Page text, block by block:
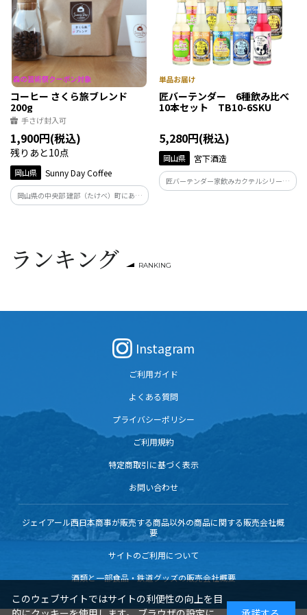
ドです。
コーヒー さくら旅ブレンド
200g
手さげ封入可
1,900円(税込)
残りあと10点
岡山県 Sunny Day Coffee
岡山県の中央部 建部（たけべ）町にある
自家焙煎珈琲店Sunny Day Coffeeが観光列
匠バーテンダー 6種飲み比べ
10本セット TB10-6SKU
5,280円(税込)
岡山県 宮下酒造
匠バーテンダー家飲みカクテルシリーズ
の赤しそマリアージュ・梅ジントニック
ランキング RANKING
Instagram
ご利用ガイド
よくある質問
プライバシーポリシー
ご利用規約
特定商取引に基づく表示
お問い合わせ
ジェイアール西日本商事が販売する商品以外の商品に関する販売会社概
要
サイトのご利用について
酒類と一部食品・鉄道グッズの販売会社概要
このウェブサイトではサイトの利便性の向上を目